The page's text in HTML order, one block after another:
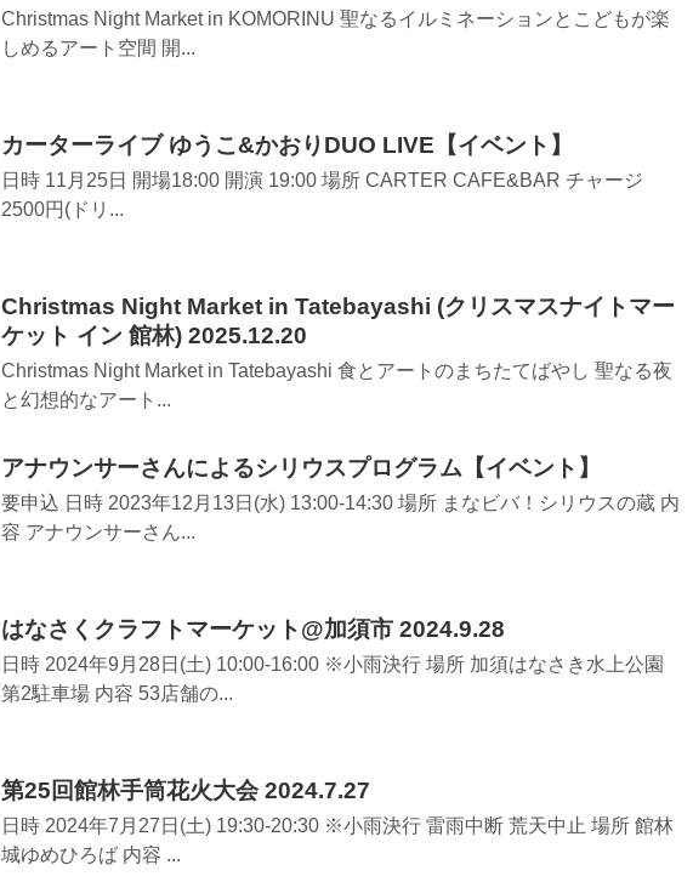
Christmas Night Market in KOMORINU 聖なるイルミネーションとこどもが楽
しめるアート空間 開...
カーターライブ ゆうこ&かおりDUO LIVE【イベント】
日時 11月25日 開場18:00 開演 19:00 場所 CARTER CAFE&BAR チャージ
2500円(ドリ...
Christmas Night Market in Tatebayashi (クリスマスナイトマー
ケット イン 館林) 2025.12.20
Christmas Night Market in Tatebayashi 食とアートのまちたてばやし 聖なる夜
と幻想的なアート...
アナウンサーさんによるシリウスプログラム【イベント】
要申込 日時 2023年12月13日(水) 13:00-14:30 場所 まなビバ！シリウスの蔵 内
容 アナウンサーさん...
はなさくクラフトマーケット@加須市 2024.9.28
日時 2024年9月28日(土) 10:00-16:00 ※小雨決行 場所 加須はなさき水上公園
第2駐車場 内容 53店舗の...
第25回館林手筒花火大会 2024.7.27
日時 2024年7月27日(土) 19:30-20:30 ※小雨決行 雷雨中断 荒天中止 場所 館林
城ゆめひろば 内容 ...